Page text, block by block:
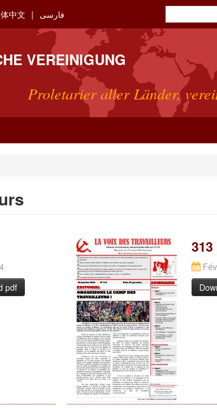
中文 فارسی
VEREINIGUNG
Proletarier aller Länder,
pdf
313